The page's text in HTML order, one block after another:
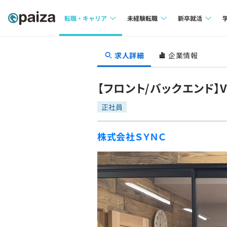
転職・キャリア
転職成功ガイド
転職エージェント
未経験転職
求人検索
転職成功ガイド
新卒就活
本選考
インターン
インタビュー
就活成功ガイド
求人詳細 企業情報
【フロント/バックエン
正社員
株式会社ＳＹＮＣ